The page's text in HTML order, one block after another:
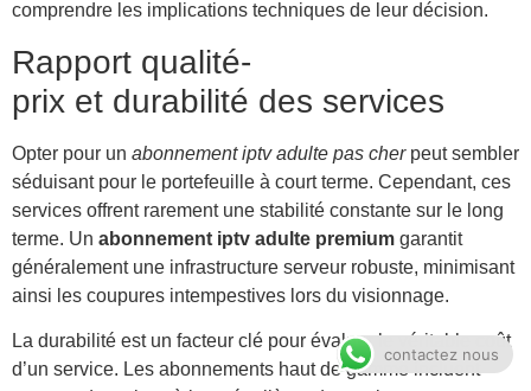
comprendre les implications techniques de leur décision.
Rapport qualité-
prix et durabilité des services
Opter pour un abonnement iptv adulte pas cherpeut sembler
séduisant pour le portefeuille à court terme. Cependant, ces
services offrent rarement une stabilité constante sur le long
terme. Un abonnement iptv adulte premium garantit
généralement une infrastructure serveur robuste, minimisant
ainsi les coupures intempestives lors du visionnage.
La durabilité est un facteur clé pour évaluer le véritable coût
d’un service. Les abonnements haut de gamme incluent
contactez nous